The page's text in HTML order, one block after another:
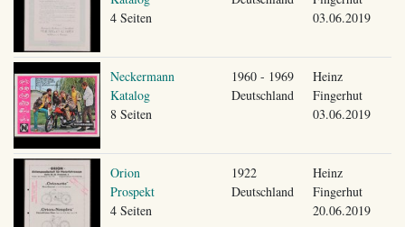
4 Seiten
03.06.2019
Neckermann
Katalog
8 Seiten
1960 - 1969
Deutschland
Heinz
Fingerhut
03.06.2019
Orion
Prospekt
4 Seiten
1922
Deutschland
Heinz
Fingerhut
20.06.2019